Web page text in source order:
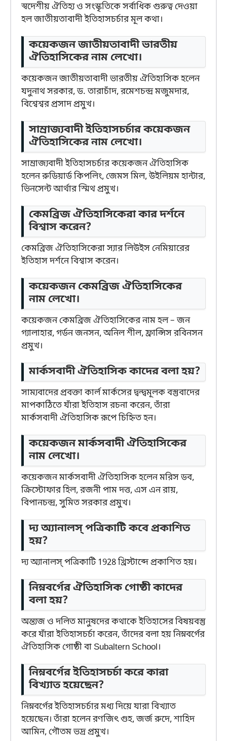
স্বদেশীয় ঐতিহ্য ও সংস্কৃতিকে সর্বাধিক গুরুত্ব দেওয়া
হল জাতীয়তাবাদী ইতিহাসচর্চার মূল কথা।
কয়েকজন জাতীয়তাবাদী ভারতীয়
ঐতিহাসিকের নাম লেখো।
কয়েকজন জাতীয়তাবাদী ভারতীয় ঐতিহাসিক হলেন
যদুনাথ সরকার, ড. তারাচাঁদ, রমেশচন্দ্র মজুমদার,
বিশ্বেশ্বর প্রসাদ প্রমুখ।
সাম্রাজ্যবাদী ইতিহাসচর্চার কয়েকজন
ঐতিহাসিকের নাম লেখো।
সাম্রাজ্যবাদী ইতিহাসচর্চার কয়েকজন ঐতিহাসিক
হলেন রুডিয়ার্ড কিপলিং, জেমস মিল, উইলিয়ম হান্টার,
ভিনসেন্ট আর্থার স্মিথ প্রমুখ।
কেমব্রিজ ঐতিহাসিকেরা কার দর্শনে
বিশ্বাস করেন?
কেমব্রিজ ঐতিহাসিকেরা স্যার লিউইস নেমিয়ারের
ইতিহাস দর্শনে বিশ্বাস করেন।
কয়েকজন কেমব্রিজ ঐতিহাসিকের
নাম লেখো।
কয়েকজন কেমব্রিজ ঐতিহাসিকের নাম হল – জন
গ্যালাহার, গর্ডন জনসন, অনিল শীল, ফ্রান্সিস রবিনসন
প্রমুখ।
মার্কসবাদী ঐতিহাসিক কাদের বলা হয়?
সাম্যবাদের প্রবক্তা কার্ল মার্কসের দ্বন্দ্বমূলক বস্তুবাদের
মাপকাঠিতে যাঁরা ইতিহাস রচনা করেন, তাঁরা
মার্কসবাদী ঐতিহাসিক রূপে চিহ্নিত হন।
কয়েকজন মার্কসবাদী ঐতিহাসিকের
নাম লেখো।
কয়েকজন মার্কসবাদী ঐতিহাসিক হলেন মরিস ডব,
ক্রিস্টোফার হিল, রজনী পাম দত্ত, এস এন রায়,
বিপানচন্দ্র, সুমিত সরকার প্রমুখ।
দ্য অ্যানালস্ পত্রিকাটি কবে প্রকাশিত
হয়?
দ্য অ্যানালস্ পত্রিকাটি 1928 খ্রিস্টাব্দে প্রকাশিত হয়।
নিম্নবর্গের ঐতিহাসিক গোষ্ঠী কাদের
বলা হয়?
অন্ত্যজ ও দলিত মানুষদের কথাকে ইতিহাসের বিষয়বস্তু
করে যাঁরা ইতিহাসচর্চা করেন, তাঁদের বলা হয় নিম্নবর্গের
ঐতিহাসিক গোষ্ঠী বা Subaltern School।
নিম্নবর্গের ইতিহাসচর্চা করে কারা
বিখ্যাত হয়েছেন?
নিম্নবর্গের ইতিহাসচর্চার মধ্য দিয়ে যারা বিখ্যাত
হয়েছেন। তাঁরা হলেন রণজিৎ গুহ, জর্জ রুদে, শাহিদ
আমিন, গৌতম ভদ্র প্রমুখ।